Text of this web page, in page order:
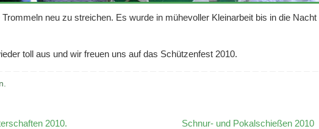
neu zu streichen. Es wurde in mühevoller Kleinarbeit bis in die Nacht
toll aus und wir freuen uns auf das Schützenfest 2010.
2010. Schnur- und Pokalschießen 2010